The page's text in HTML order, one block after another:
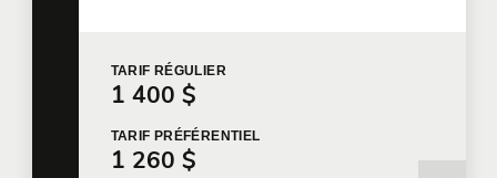
TARIF RÉGULIER
1 400 $
TARIF PRÉFÉRENTIEL
1 260 $